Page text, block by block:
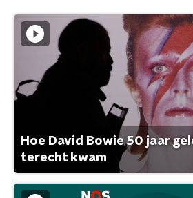
Hoe David Bowie 50 jaar
terecht kwam